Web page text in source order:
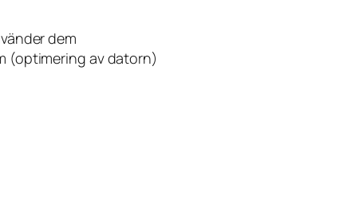
dem
(optimering av datorn)